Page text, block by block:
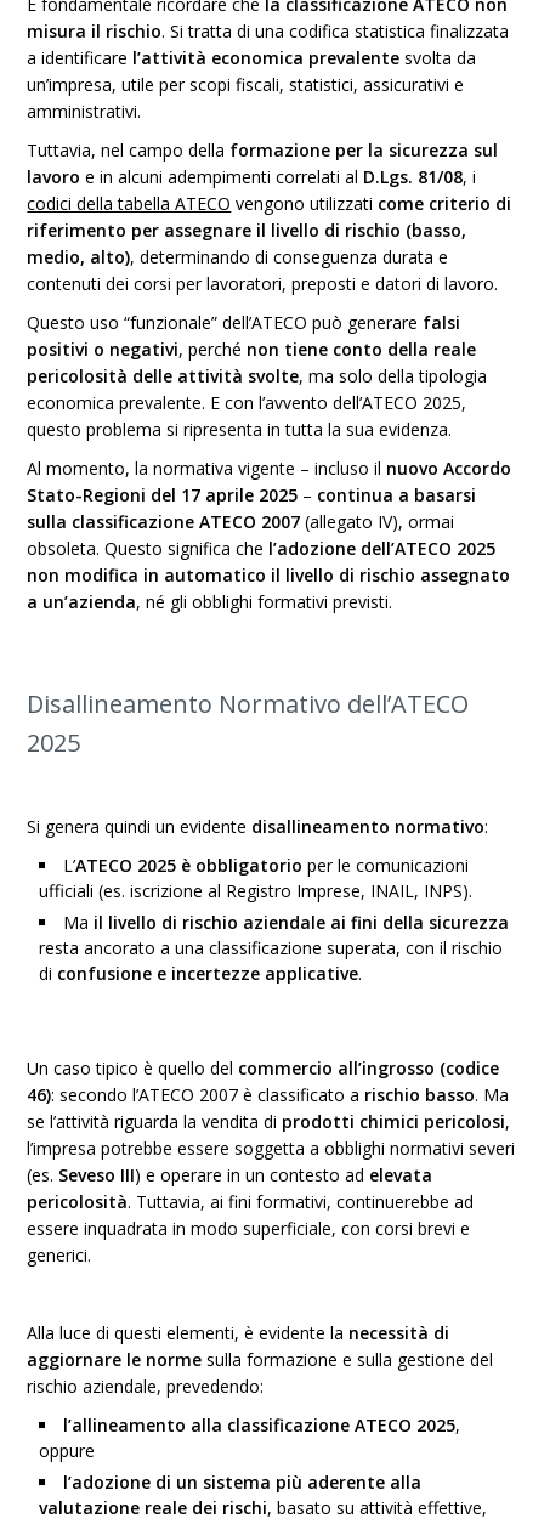
misura il rischio. Si tratta di una codifica statistica finalizzata
a identificare l’attività economica prevalente svolta da
un’impresa, utile per scopi fiscali, statistici, assicurativi e
amministrativi.
Tuttavia, nel campo della formazione per la sicurezza sul
lavoro e in alcuni adempimenti correlati al D.Lgs. 81/08, i
codici della tabella ATECO vengono utilizzati come criterio di
riferimento per assegnare il livello di rischio (basso,
medio, alto), determinando di conseguenza durata e
contenuti dei corsi per lavoratori, preposti e datori di lavoro.
Questo uso “funzionale” dell’ATECO può generare falsi
positivi o negativi, perché non tiene conto della reale
pericolosità delle attività svolte, ma solo della tipologia
economica prevalente. E con l’avvento dell’ATECO 2025,
questo problema si ripresenta in tutta la sua evidenza.
Al momento, la normativa vigente – incluso il nuovo Accordo
Stato-Regioni del 17 aprile 2025 – continua a basarsi
sulla classificazione ATECO 2007 (allegato IV), ormai
obsoleta. Questo significa che l’adozione dell’ATECO 2025
non modifica in automatico il livello di rischio assegnato
a un’azienda, né gli obblighi formativi previsti.
Disallineamento Normativo dell’ATECO
2025
Si genera quindi un evidente disallineamento normativo:
L’ATECO 2025 è obbligatorio per le comunicazioni
ufficiali (es. iscrizione al Registro Imprese, INAIL, INPS).
Ma il livello di rischio aziendale ai fini della sicurezza
resta ancorato a una classificazione superata, con il rischio
di confusione e incertezze applicative.
Un caso tipico è quello del commercio all’ingrosso (codice
46): secondo l’ATECO 2007 è classificato a rischio basso. Ma
se l’attività riguarda la vendita di prodotti chimici pericolosi,
l’impresa potrebbe essere soggetta a obblighi normativi severi
(es. Seveso III) e operare in un contesto ad elevata
pericolosità. Tuttavia, ai fini formativi, continuerebbe ad
essere inquadrata in modo superficiale, con corsi brevi e
generici.
Alla luce di questi elementi, è evidente la necessità di
aggiornare le norme sulla formazione e sulla gestione del
rischio aziendale, prevedendo:
l’allineamento alla classificazione ATECO 2025,
oppure
l’adozione di un sistema più aderente alla
valutazione reale dei rischi, basato su attività effettive,